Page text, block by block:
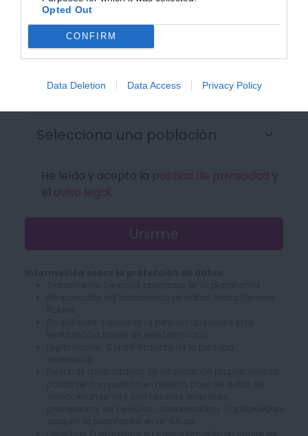
Opted Out
CONFIRM
Data Deletion Data Access Privacy Policy
Derechos: Puede retirar su consentimiento en cualquier
momento, así como acceder, rectificar, suprimir sus
datos y demás derechos escribiéndonos a
hola@actividadesparamujeres.com
Información Adicional: Puede ampliar la información a
He leído y acepto la política de privacidad y
el aviso legal.
Unirme